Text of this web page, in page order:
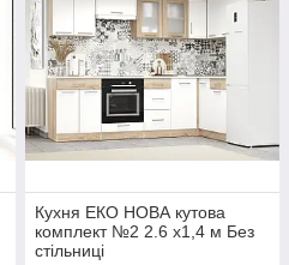
Кухня ЕКО НОВА кутова
комплект №2 2.6 х1,4 м Без
стільниці